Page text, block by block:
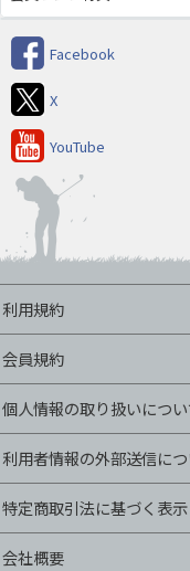
Facebook
X
YouTube
利用規約
会員規約
個人情報の取り扱いにつ
利用者情報の外部送信に
特定商取引法に基づく表示
会社概要